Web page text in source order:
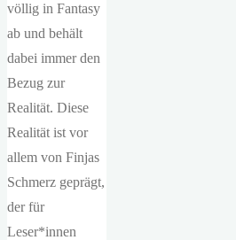
völlig in Fantasy
ab und behält
dabei immer den
Bezug zur
Realität. Diese
Realität ist vor
allem von Finjas
Schmerz geprägt,
der für
Leser*innen